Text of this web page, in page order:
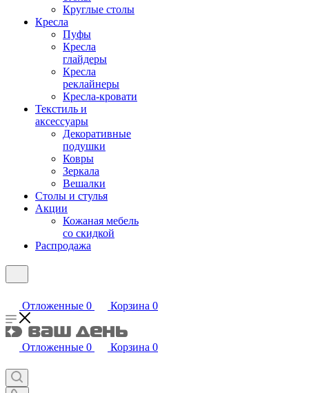
Круглые столы
Кресла
Пуфы
Кресла
глайдеры
Кресла
реклайнеры
Кресла-кровати
Текстиль и
аксессуары
Декоративные
подушки
Ковры
Зеркала
Вешалки
Столы и стулья
Акции
Кожаная мебель
со скидкой
Распродажа
Отложенные 0 Корзина 0
Отложенные 0 Корзина 0